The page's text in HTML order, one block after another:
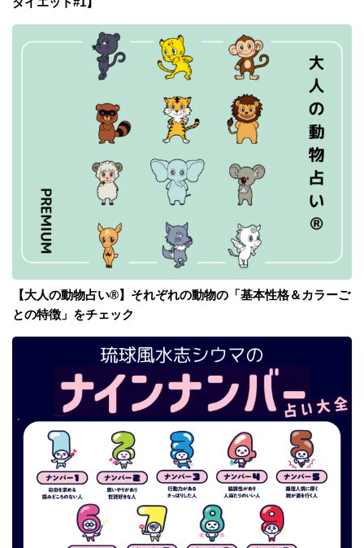
【大人の動物占い®】それぞれの動物の「基本性格＆カラーご
との特徴」をチェック